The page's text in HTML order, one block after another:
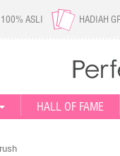
100% ASLI HADIAH
HALL OF FAME